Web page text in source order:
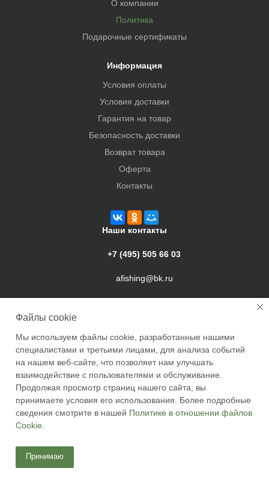
О компании
Политика
Подарочные сертификаты
Информация
Условия оплаты
Условия доставки
Гарантия на товар
Безопасность доставки
Возврат товара
Оферта
Контакты
Наши контакты
+7 (495) 505 66 03
afishing@bk.ru
2026 © Academyfishing - продажа товаров для рыбалки по
Москве и России
Файлы cookie
Мы используем файлы cookie, разработанные нашими
специалистами и третьими лицами, для анализа событий
на нашем веб-сайте, что позволяет нам улучшать
взаимодействие с пользователями и обслуживание.
Продолжая просмотр страниц нашего сайта, вы
принимаете условия его использования. Более подробные
сведения смотрите в нашей Политике в отношении файлов
Cookie
Принимаю